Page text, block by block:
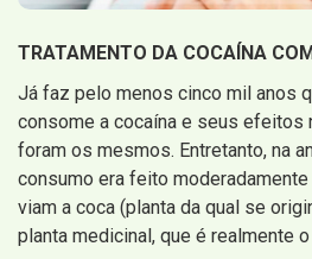
TRATAMENTO DA COCAÍNA
Já faz pelo menos cinco mil anos
consome a cocaína e seus efeitos
foram os mesmos. Entretanto, na
consumo era feito
viam a coca (planta da qual se
planta medicinal, que é realmente